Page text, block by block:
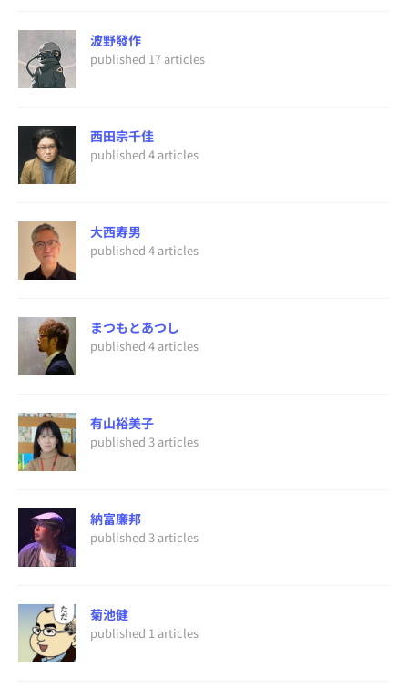
波野發作
published 17 articles
西田宗千佳
published 4 articles
大西寿男
published 4 articles
まつもとあつし
published 4 articles
有山裕美子
published 3 articles
納富廉邦
published 3 articles
菊池健
published 1 articles